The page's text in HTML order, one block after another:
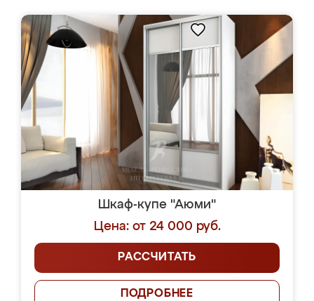
Шкаф-купе "Аюми"
Цена: от 24 000 руб.
РАССЧИТАТЬ
ПОДРОБНЕЕ